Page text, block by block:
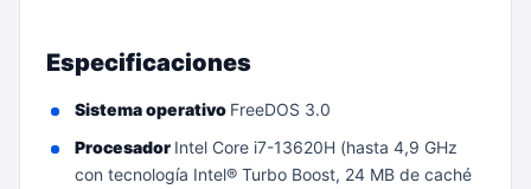
Especificaciones
Sistema operativo FreeDOS 3.0
Procesador Intel Core i7-13620H (hasta 4,9 GHz
con tecnología Intel® Turbo Boost, 24 MB de caché